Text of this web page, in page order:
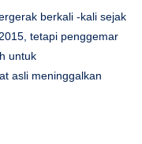
berkali -kali sejak
tetapi penggemar
untuk
asli meninggalkan